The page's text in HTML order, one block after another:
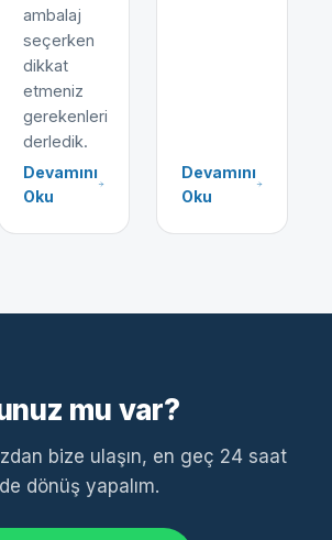
ambalaj
seçerken
dikkat
etmeniz
gerekenleri
derledik.
Devamını
Oku
Devamını
Oku
mu var?
bize ulaşın, en geç 24 saat
dönüş yapalım.